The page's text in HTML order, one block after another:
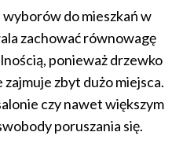
wyborów do mieszkań w
zachować równowagę
ponieważ drzewko
zbyt dużo miejsca.
czy nawet większym
poruszania się.